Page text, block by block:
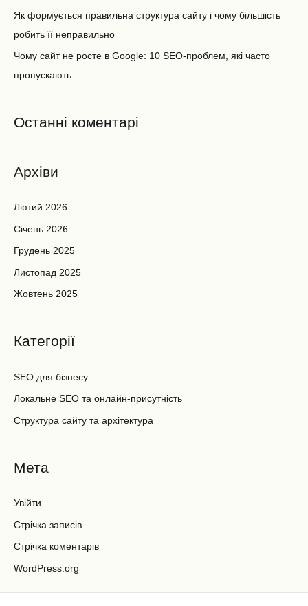
Як формується правильна структура сайту і чому більшість
робить її неправильно
Чому сайт не росте в Google: 10 SEO-проблем, які часто
пропускають
Останні коментарі
Архіви
Лютий 2026
Січень 2026
Грудень 2025
Листопад 2025
Жовтень 2025
Категорії
SEO для бізнесу
Локальне SEO та онлайн-присутність
Структура сайту та архітектура
Мета
Увійти
Стрічка записів
Стрічка коментарів
WordPress.org